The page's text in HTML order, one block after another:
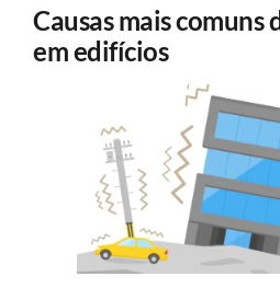
Causas mais comuns
em edifícios